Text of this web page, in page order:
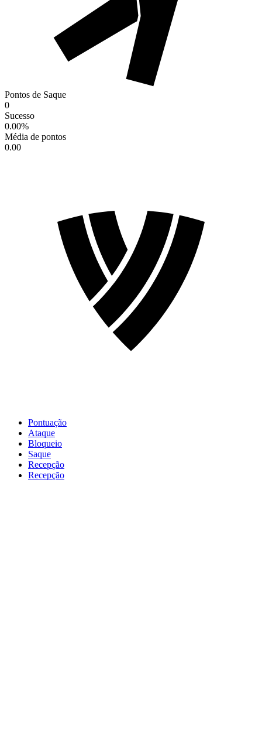
Pontos de Saque
0
Sucesso
0.00%
Média de pontos
0.00
Pontuação
Ataque
Bloqueio
Saque
Recepção
Recepção